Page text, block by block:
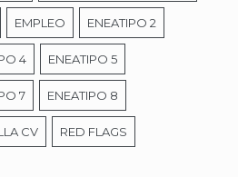
EMPLEO ENEATIPO 2
4 ENEATIPO 5
7 ENEATIPO 8
CV RED FLAGS